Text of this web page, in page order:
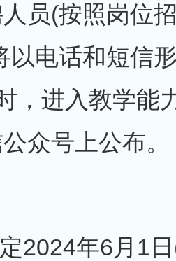
员(按照岗位
以电话和短信
，进入教学能
众号上公布。
2024年6月1